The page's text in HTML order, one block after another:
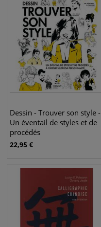
Dessin - Trouver son style -
Un éventail de styles et de
procédés
22,95 €